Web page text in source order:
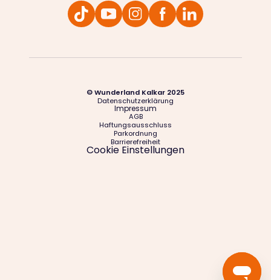
© Wunderland Kalkar 2025
Datenschutzerklärung
Impressum
AGB
Haftungsausschluss
Parkordnung
Barrierefreiheit
Cookie Einstellungen